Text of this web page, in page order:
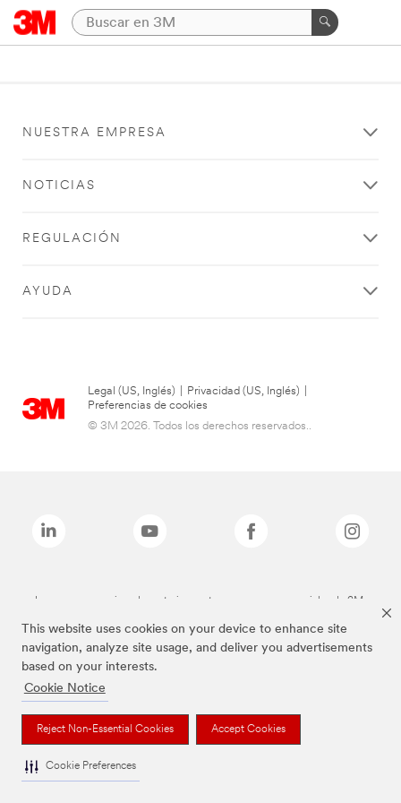
This website uses cookies on your device to enhance site
navigation, analyze site usage, and deliver you advertisements
based on your interests.
Cookie Notice
Reject Non-Essential Cookies Accept Cookies
Cookie Preferences
NUESTRA EMPRESA
NOTICIAS
REGULACIÓN
AYUDA
Legal (US, Inglés) Privacidad (US, Inglés)
Preferencias de cookies
© 3M 2026. Todos los derechos reservados..
Las marcas mencionadas anteriormente son marcas comerciales de 3M.